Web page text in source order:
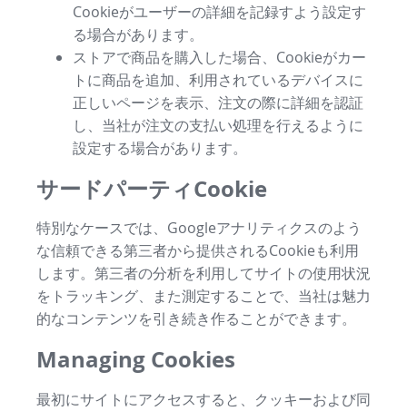
Cookieがユーザーの詳細を記録すよう設定す
る場合があります。
ストアで商品を購入した場合、Cookieがカー
トに商品を追加、利用されているデバイスに
正しいページを表示、注文の際に詳細を認証
し、当社が注文の支払い処理を行えるように
設定する場合があります。
サードパーティCookie
特別なケースでは、Googleアナリティクスのよう
な信頼できる第三者から提供されるCookieも利用
します。第三者の分析を利用してサイトの使用状況
をトラッキング、また測定することで、当社は魅力
的なコンテンツを引き続き作ることができます。
Managing Cookies
最初にサイトにアクセスすると、クッキーおよび同